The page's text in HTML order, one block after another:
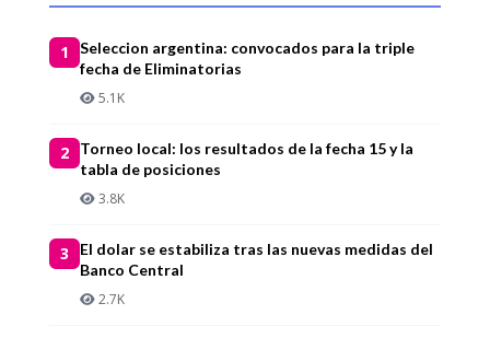
1
Seleccion argentina: convocados para la triple
fecha de Eliminatorias
5.1K
2
Torneo local: los resultados de la fecha 15 y la
tabla de posiciones
3.8K
3
El dolar se estabiliza tras las nuevas medidas del
Banco Central
2.7K